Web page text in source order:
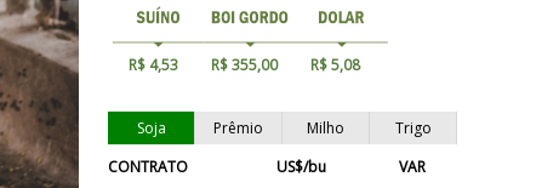
R$ 4,53 R$ 355,00 R$ 5,08
Soja Prêmio Milho
Trigo
CONTRATO
US$/bu
VAR